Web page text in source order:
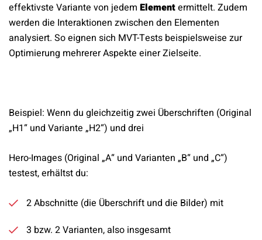
effektivste Variante von jedem Elementermittelt. Zudem
werden die Interaktionen zwischen den Elementen
analysiert. So eignen sich MVT-Tests beispielsweise zur
Optimierung mehrerer Aspekte einer Zielseite.
Beispiel: Wenn du gleichzeitig zwei Überschriften (Original
„H1“ und Variante „H2“) und drei
Hero-Images (Original „A“ und Varianten „B“ und „C“)
testest, erhältst du:
2 Abschnitte (die Überschrift und die Bilder) mit
3 bzw. 2 Varianten, also insgesamt